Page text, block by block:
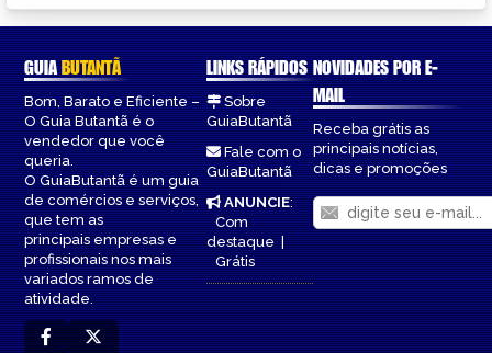
GUIABUTANTÃ
Bom, Barato e Eficiente –
O Guia Butantã é o
vendedor que você
queria.
O GuiaButantã é um guia
de comércios e serviços,
que tem as
principais empresas e
profissionais nos mais
variados ramos de
atividade.
LINKS RÁPIDOS
Sobre
GuiaButantã
Fale com o
GuiaButantã
ANUNCIE:
Com
destaque|
Grátis
NOVIDADES POR E-
MAIL
Receba grátis as
principais notícias,
dicas e promoções